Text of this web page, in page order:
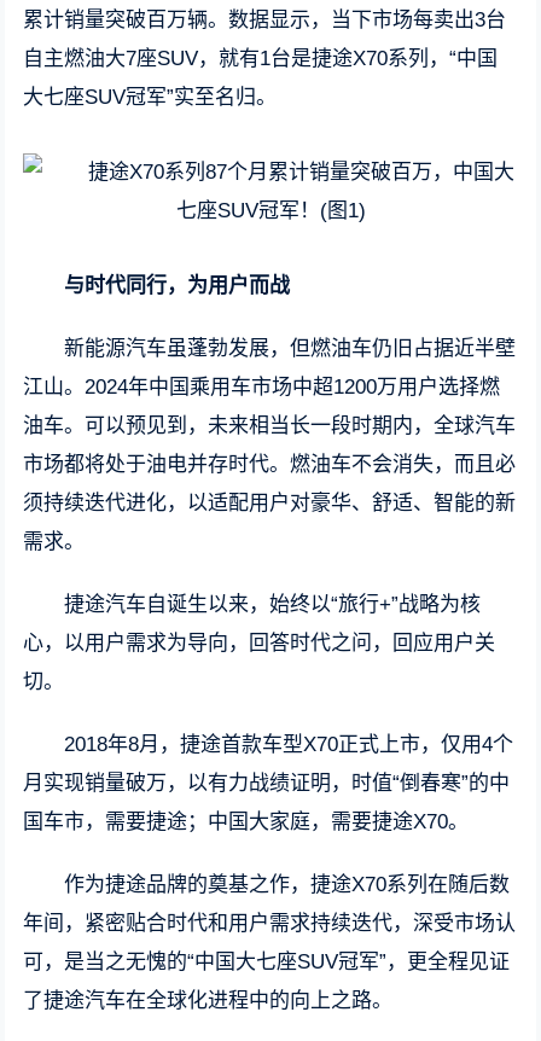
累计销量突破百万辆。数据显示，当下市场每卖出3台
自主燃油大7座SUV，就有1台是捷途X70系列，“中国
大七座SUV冠军”实至名归。
与时代同行，为用户而战
新能源汽车虽蓬勃发展，但燃油车仍旧占据近半壁
江山。2024年中国乘用车市场中超1200万用户选择燃
油车。可以预见到，未来相当长一段时期内，全球汽车
市场都将处于油电并存时代。燃油车不会消失，而且必
须持续迭代进化，以适配用户对豪华、舒适、智能的新
需求。
捷途汽车自诞生以来，始终以“旅行+”战略为核
心，以用户需求为导向，回答时代之问，回应用户关
切。
2018年8月，捷途首款车型X70正式上市，仅用4个
月实现销量破万，以有力战绩证明，时值“倒春寒”的中
国车市，需要捷途；中国大家庭，需要捷途X70。
作为捷途品牌的奠基之作，捷途X70系列在随后数
年间，紧密贴合时代和用户需求持续迭代，深受市场认
可，是当之无愧的“中国大七座SUV冠军”，更全程见证
了捷途汽车在全球化进程中的向上之路。